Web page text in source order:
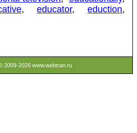
, educator,eduction,
2009-2026 www.webtran.ru